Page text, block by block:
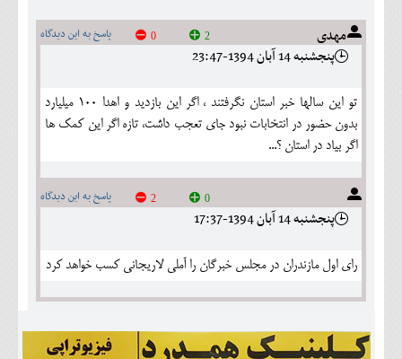
مهدی پاسخ به این دیدگاه 2
0
پنجشنبه 14 آبان 1394-23:47
تو این سالها خبر استان نگرفتند ، اگر این بازدید و اهدا 100 میلیارد
بدون حضور در انتخابات نبود جای تعجب داشت، تازه اگر این کمک ها
اگر بیاد در استان ؟...
پاسخ به این دیدگاه 0
2
پنجشنبه 14 آبان 1394-17:37
رای اول مازندران در مجلس خبرگان را آملی لاریجانی کسب خواهد کرد